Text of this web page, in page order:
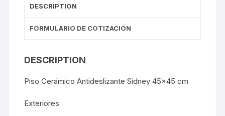
DESCRIPTION
FORMULARIO DE COTIZACIÓN
DESCRIPTION
Piso Cerámico Antideslizante Sidney 45×45 cm
Exteriores